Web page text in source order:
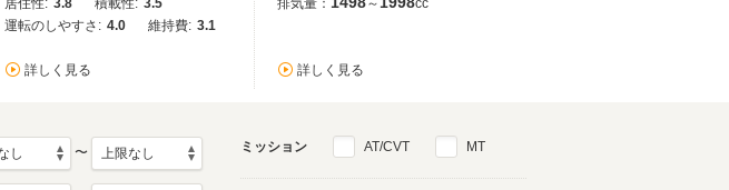
居住性: 3.8 積載性: 3.5
運転のしやすさ: 4.0 維持費: 3.1
詳しく見る
排気量：
～ cc
詳しく見る
〜 ミッション AT/CVT MT